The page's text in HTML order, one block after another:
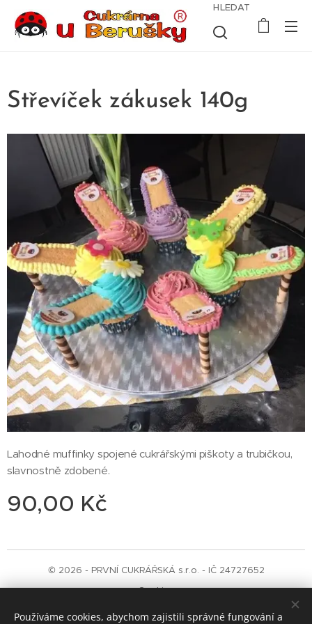
HLEDAT
Střevíček zákusek 140g
Lahodné muffinky spojené cukrářskými piškoty a trubičkou,
slavnostně zdobené.
90,00 Kč
© 2026 - PRVNÍ CUKRÁŘSKÁ s.r.o. - IČ 24727652
Cookies
Jazyky
Používáme cookies, abychom zajistili správné fungování a